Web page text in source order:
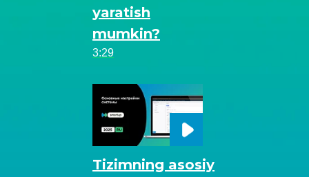
Tizimning asosiy
yaratish
mumkin?
3:29